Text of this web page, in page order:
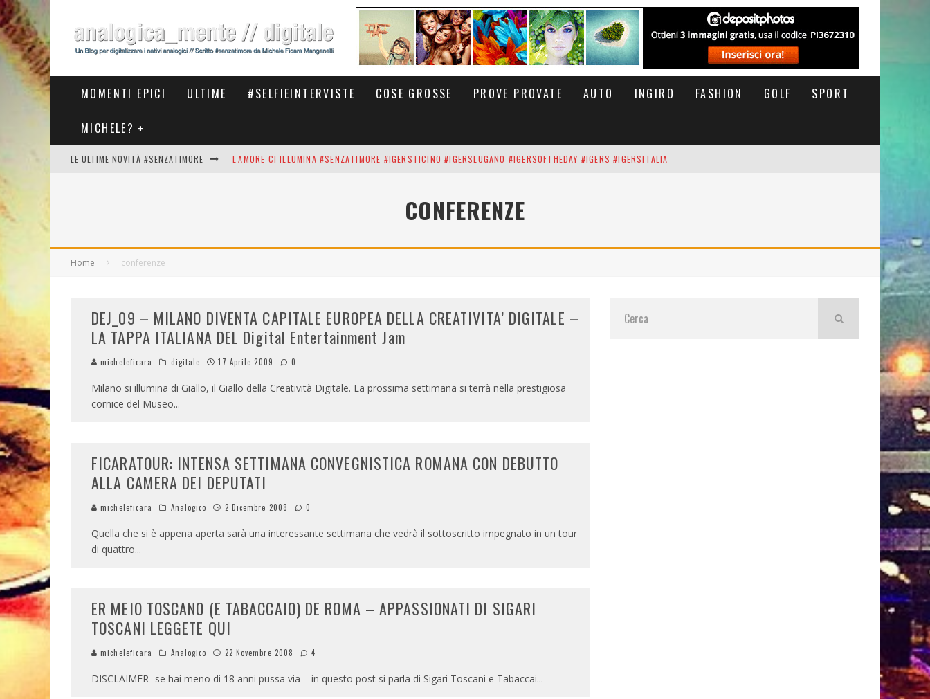
MOMENTI EPICI ULTIME #SELFIEINTERVISTE COSE GROSSE PROVE PROVATE AUTO INGIRO FASHION GOLF SPORT
MICHELE?
LE ULTIME NOVITÀ #SENZATIMORE L'AMORE CI ILLUMINA #SENZATIMORE #IGERSTICINO #IGERSLUGANO #IGERSOFTHEDAY #IGERS #IGERSITALIA
THE NEW #ASICS #RUNNING #SHOES IN MY HANDS #SENZATIMORE #IGERS #IGERSMILANO #IGERSOFTHEDAY
CONFERENZE
Home conferenze
DEJ_09 – MILANO DIVENTA CAPITALE EUROPEA DELLA CREATIVITA’ DIGITALE –
LA TAPPA ITALIANA DEL Digital Entertainment Jam
micheleficara digitale 17 Aprile 2009 0
Milano si illumina di Giallo, il Giallo della Creatività Digitale. La prossima settimana si terrà nella prestigiosa
cornice del Museo...
FICARATOUR: INTENSA SETTIMANA CONVEGNISTICA ROMANA CON DEBUTTO
ALLA CAMERA DEI DEPUTATI
micheleficara Analogico 2 Dicembre 2008 0
Quella che si è appena aperta sarà una interessante settimana che vedrà il sottoscritto impegnato in un tour
di quattro...
ER MEIO TOSCANO (E TABACCAIO) DE ROMA – APPASSIONATI DI SIGARI
TOSCANI LEGGETE QUI
micheleficara Analogico 22 Novembre 2008 4
DISCLAIMER -se hai meno di 18 anni pussa via – in questo post si parla di Sigari Toscani e Tabaccai...